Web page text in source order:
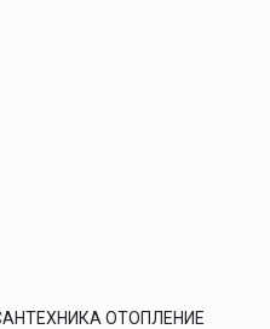
ОТОПЛЕНИЕ